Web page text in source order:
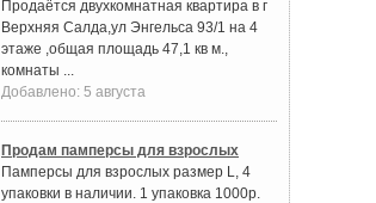
Продаётся двухкомнатная квартира в г
Верхняя Салда,ул Энгельса 93/1 на 4
этаже ,общая площадь 47,1 кв м.,
комнаты ...
Добавлено: 5 августа
Продам памперсы для взрослых
Памперсы для взрослых размер L, 4
упаковки в наличии. 1 упаковка 1000р.